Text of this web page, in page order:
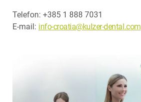
Telefon: +385 1 888 7031
E-mail: info-croatia@kulzer-dental.com